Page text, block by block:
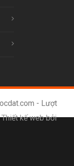
- Lượt
Thiết kế web bởi